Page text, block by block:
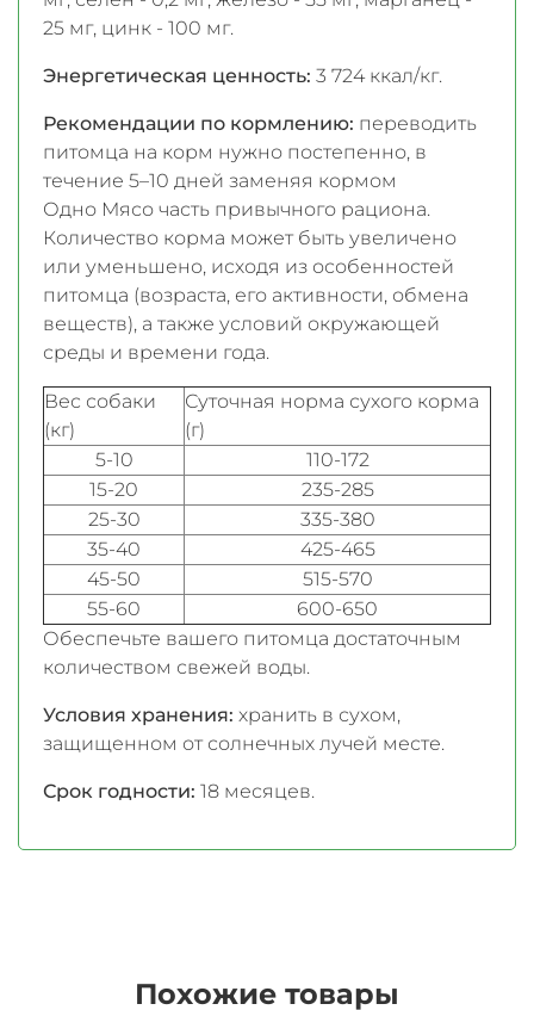
25 мг, цинк - 100 мг.
Энергетическая ценность: 3 724 ккал/кг.
Рекомендации по кормлению: переводить
питомца на корм нужно постепенно, в
течение 5–10 дней заменяя кормом
Одно Мясо часть привычного рациона.
Количество корма может быть увеличено
или уменьшено, исходя из особенностей
питомца (возраста, его активности, обмена
веществ), а также условий окружающей
среды и времени года.
Вес собаки
(кг)
Суточная норма сухого корма
(г)
5-10
110-172
15-20
235-285
25-30
335-380
35-40
425-465
45-50
515-570
55-60
600-650
Обеспечьте вашего питомца достаточным
количеством свежей воды.
Условия хранения: хранить в сухом,
защищенном от солнечных лучей месте.
Срок годности: 18 месяцев.
Похожие товары